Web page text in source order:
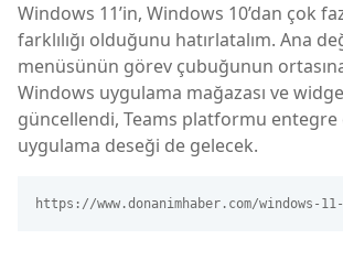
Windows 11’in, Windows 10’dan çok
farklılığı olduğunu hatırlatalım. Ana
menüsünün görev çubuğunun ortasına
Windows uygulama mağazası ve
güncellendi, Teams platformu
uygulama deseği de gelecek.
https://www.donanimhaber.com/